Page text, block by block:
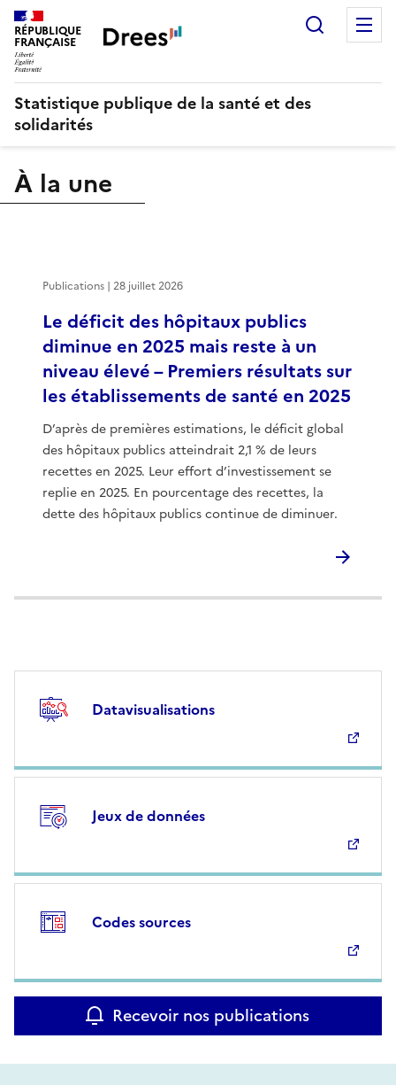
RÉPUBLIQUE
FRANÇAISE
Statistique publique de la santé et des
solidarités
À la une
Le déficit des hôpitaux publics
diminue en 2025 mais reste à un
niveau élevé – Premiers résultats sur
les établissements de santé en 2025
D’après de premières estimations, le déficit global
des hôpitaux publics atteindrait 2,1 % de leurs
recettes en 2025. Leur effort d’investissement se
replie en 2025. En pourcentage des recettes, la
dette des hôpitaux publics continue de diminuer.
Publications | 28 juillet 2026
Datavisualisations
Jeux de données
Codes sources
Recevoir nos publications